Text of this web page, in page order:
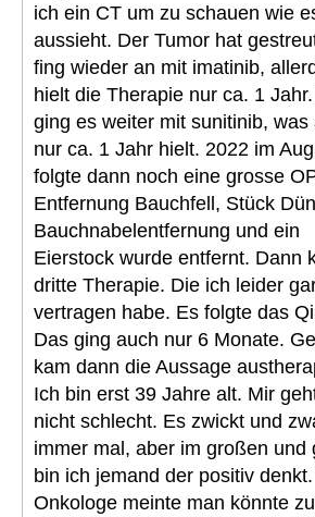
ich ein CT um zu schauen wie
aussieht. Der Tumor hat
fing wieder an mit imatinib,
hielt die Therapie nur ca. 1
ging es weiter mit sunitinib, was
nur ca. 1 Jahr hielt. 2022 im
folgte dann noch eine grosse
Entfernung Bauchfell, Stück
Bauchnabelentfernung und ein
Eierstock wurde entfernt. Dann
dritte Therapie. Die ich leider
vertragen habe. Es folgte das
Das ging auch nur 6 Monate.
kam dann die Aussage
Ich bin erst 39 Jahre alt. Mir
nicht schlecht. Es zwickt und
immer mal, aber im großen und
bin ich jemand der positiv
Onkologe meinte man könnte